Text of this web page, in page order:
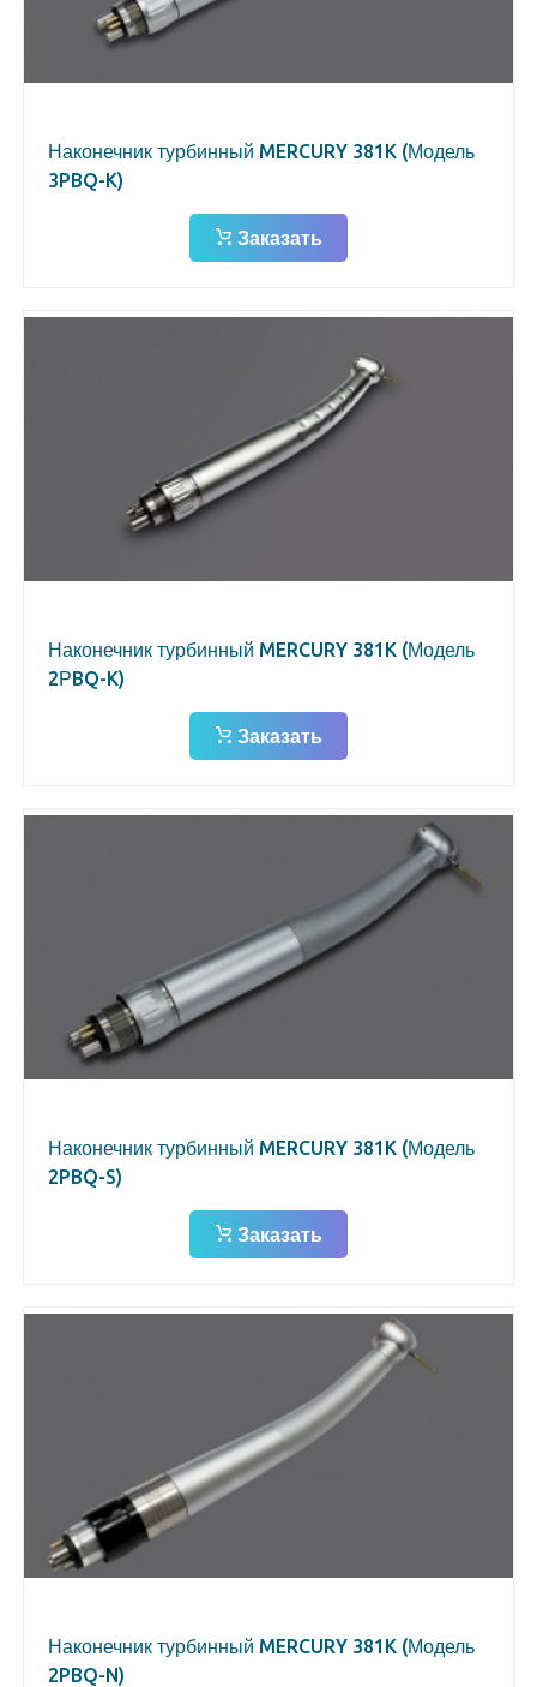
Наконечник турбинный MERCURY 381K (Модель
3PBQ-K)
Заказать
Наконечник турбинный MERCURY 381K (Модель
2РBQ-K)
Заказать
Наконечник турбинный MERCURY 381K (Модель
2PBQ-S)
Заказать
Наконечник турбинный MERCURY 381K (Модель
2PBQ-N)